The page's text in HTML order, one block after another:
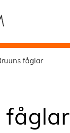
fåglar
fåglar